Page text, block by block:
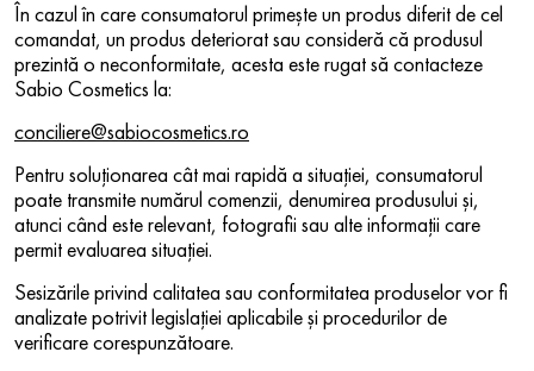
În cazul în care consumatorul primește un produs diferit de cel
comandat, un produs deteriorat sau consideră că produsul
prezintă o neconformitate, acesta este rugat să contacteze
Sabio Cosmetics la:
conciliere@sabiocosmetics.ro
Pentru soluționarea cât mai rapidă a situației, consumatorul
poate transmite numărul comenzii, denumirea produsului și,
atunci când este relevant, fotografii sau alte informații care
permit evaluarea situației.
Sesizările privind calitatea sau conformitatea produselor vor fi
analizate potrivit legislației aplicabile și procedurilor de
verificare corespunzătoare.